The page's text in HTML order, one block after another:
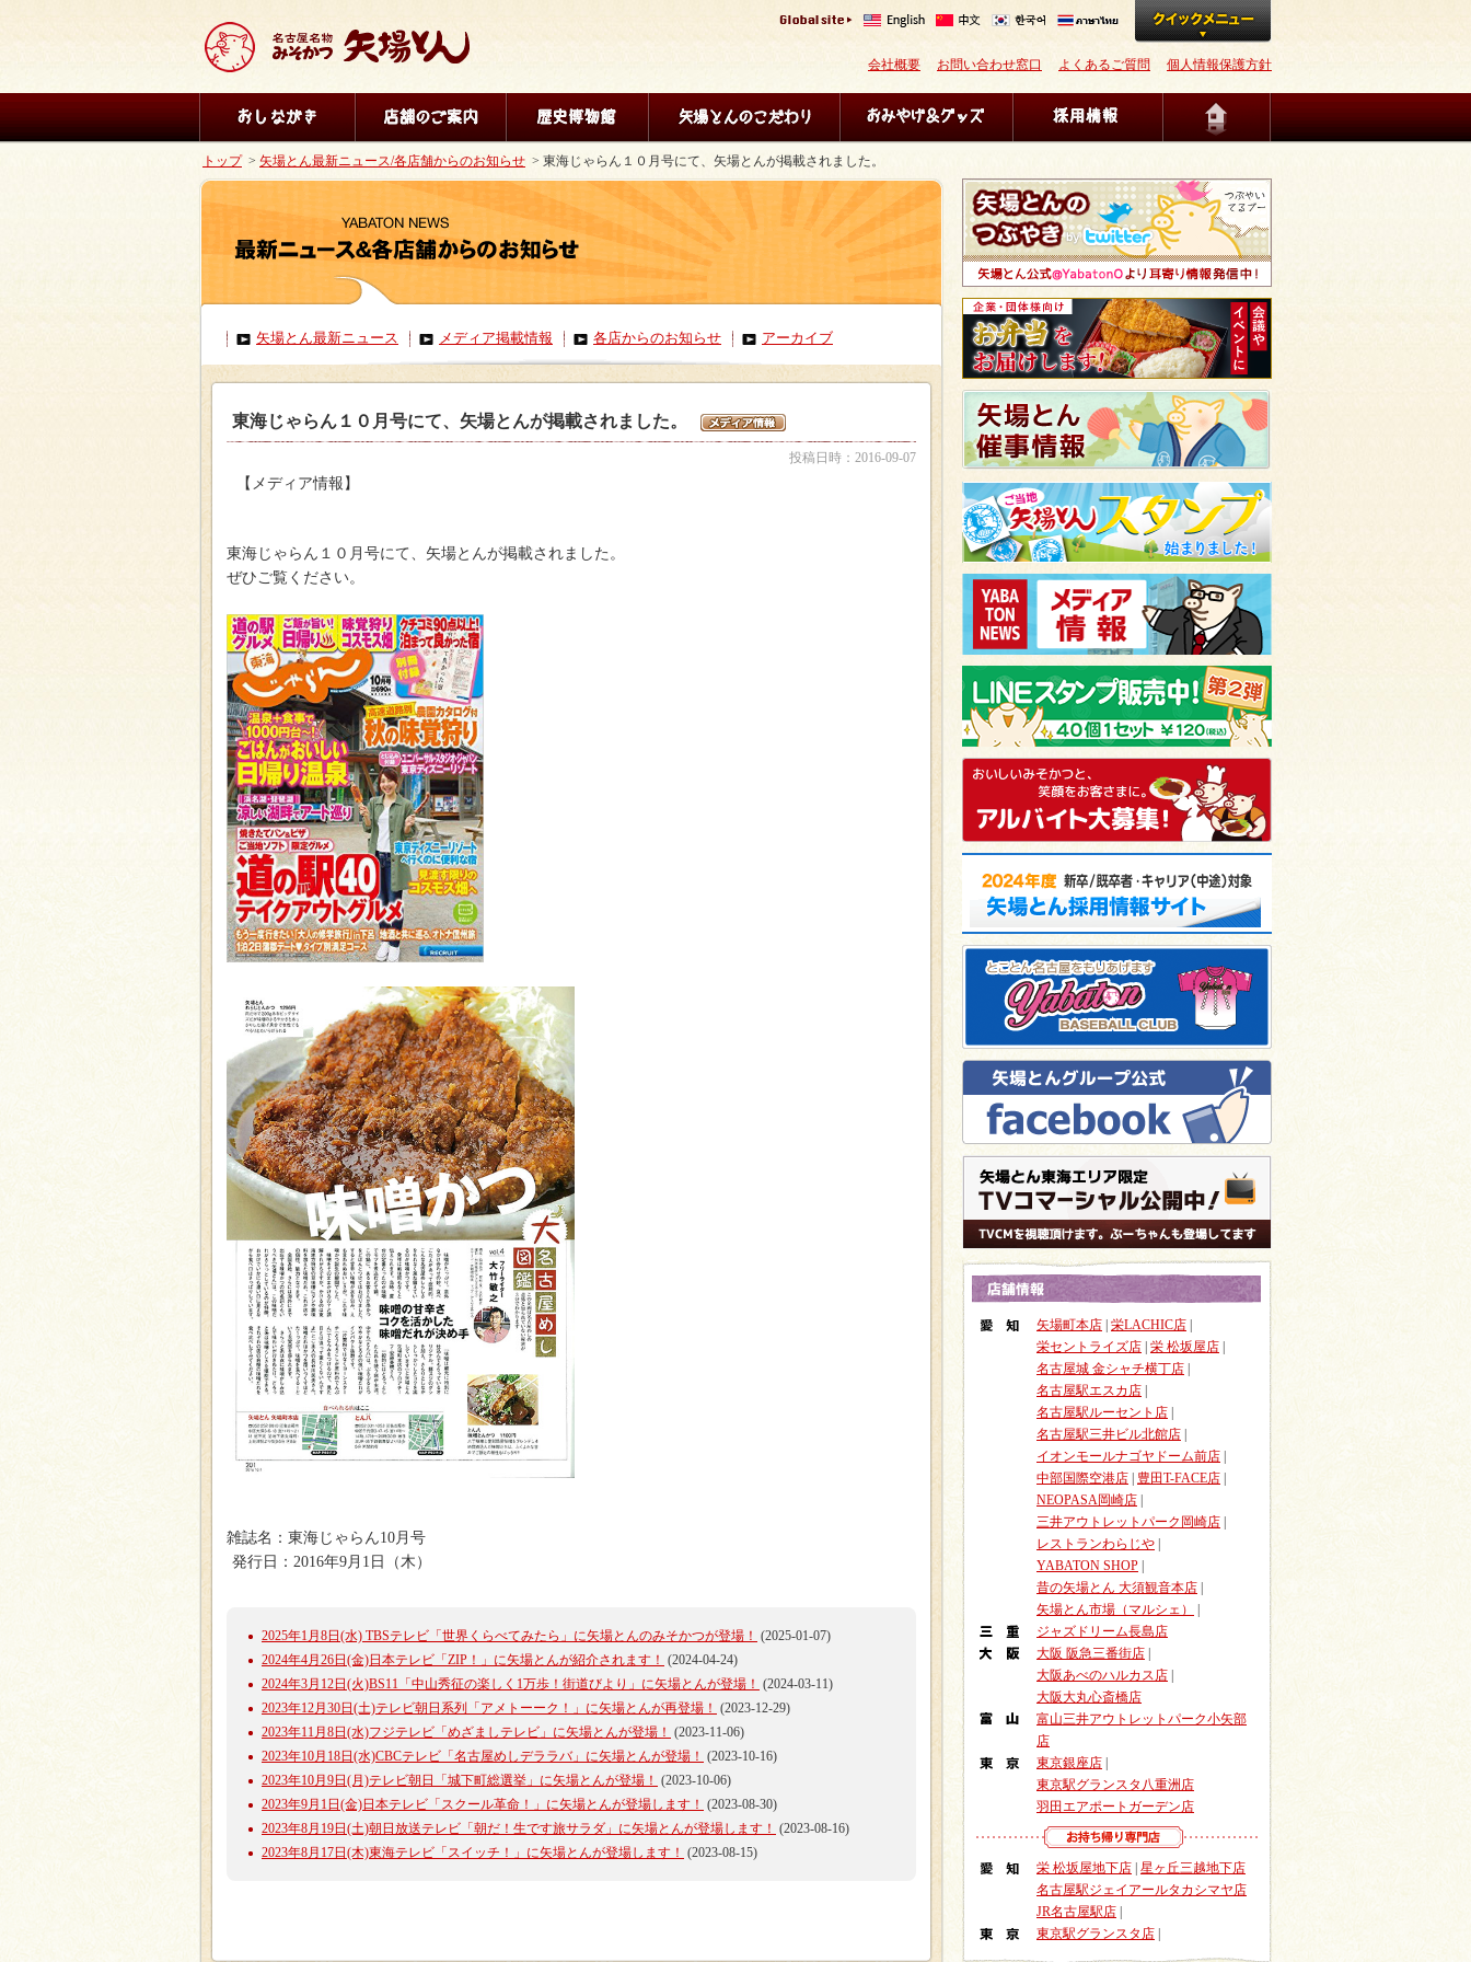
会社概要 お問い合わせ窓口 よくあるご質問 個人情報保護方針
トップ> 矢場とん最新ニュース/各店舗からのお知らせ > 東海じゃらん１０月号にて、矢場とんが掲載されました。
矢場とん最新ニュース メディア掲載情報 各店からのお知らせ アーカイブ
東海じゃらん１０月号にて、矢場とんが掲載されました。
投稿日時：2016-09-07
【メディア情報】
東海じゃらん１０月号にて、矢場とんが掲載されました。
ぜひご覧ください。
雑誌名：東海じゃらん10月号
発行日：2016年9月1日（木）
2025年1月8日(水) TBSテレビ「世界くらべてみたら」に矢場とんのみそかつが登場！ (2025-01-07)
2024年4月26日(金)日本テレビ「ZIP！」に矢場とんが紹介されます！ (2024-04-24)
2024年3月12日(火)BS11「中山秀征の楽しく1万歩！街道びより」に矢場とんが登場！ (2024-03-11)
2023年12月30日(土)テレビ朝日系列「アメトーーク！」に矢場とんが再登場！ (2023-12-29)
2023年11月8日(水)フジテレビ「めざましテレビ」に矢場とんが登場！ (2023-11-06)
2023年10月18日(水)CBCテレビ「名古屋めしデララバ」に矢場とんが登場！ (2023-10-16)
2023年10月9日(月)テレビ朝日「城下町総選挙」に矢場とんが登場！ (2023-10-06)
2023年9月1日(金)日本テレビ「スクール革命！」に矢場とんが登場します！ (2023-08-30)
2023年8月19日(土)朝日放送テレビ「朝だ！生です旅サラダ」に矢場とんが登場します！ (2023-08-16)
2023年8月17日(木)東海テレビ「スイッチ！」に矢場とんが登場します！ (2023-08-15)
矢場町本店 栄LACHIC店
栄セントライズ店 栄 松坂屋店
名古屋城 金シャチ横丁店
名古屋駅エスカ店
名古屋駅ルーセント店
名古屋駅三井ビル北館店
イオンモールナゴヤドーム前店
中部国際空港店
豊田T-FACE店
NEOPASA岡崎店
三井アウトレットパーク岡崎店
レストランわらじや
YABATON SHOP
昔の矢場とん 大須観音本店
矢場とん市場（マルシェ）
ジャズドリーム長島店
大阪 阪急三番街店
大阪あべのハルカス店
大阪大丸心斎橋店
富山三井アウトレットパーク小矢部
店
東京銀座店
東京駅グランスタ八重洲店
羽田エアポートガーデン店
栄 松坂屋地下店 星ヶ丘三越地下店
名古屋駅ジェイアールタカシマヤ店
JR名古屋駅店
東京駅グランスタ店